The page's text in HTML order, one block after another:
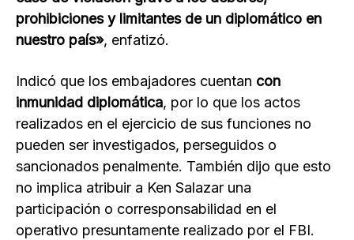
prohibiciones y limitantes de un diplomático en
nuestro país», enfatizó.
Indicó que los embajadores cuentan con
inmunidad diplomática, por lo que los actos
realizados en el ejercicio de sus funciones no
pueden ser investigados, perseguidos o
sancionados penalmente. También dijo que esto
no implica atribuir a Ken Salazar una
participación o corresponsabilidad en el
operativo presuntamente realizado por el FBI.